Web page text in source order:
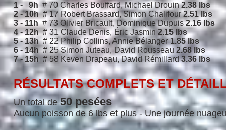
1 - 9h # 70 Charles Bouffard, Michael Drouin2.38 lbs
2 - 10h# 17 Robert Brassard, Simon Chalifour2.51 lbs
3 - 11h# 73 Olivier Bricault, Dominique Dupuis2.16 lbs
4 - 12h# 31 Claude Denis, Éric Jasmin 2.15 lbs
5 - 13h# 22 Philip Collins, Annie Bélanger1.85 lbs
6 - 14h# 25 Simon Juteau, David Rousseau 2.68 lbs
7 - 15h # 58 Keven Drapeau, David Rémillard3.36 lbs
RÉSULTATS COMPLETS ET
Un total de50 pesées
Aucun poisson de 6 lbs et plus - Une journée